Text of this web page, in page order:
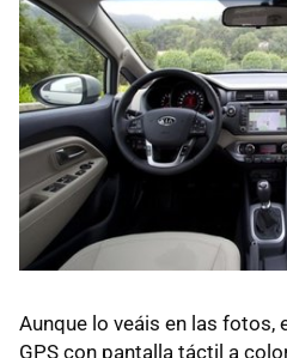
Aunque lo veáis en las fotos,
GPS con pantalla táctil a